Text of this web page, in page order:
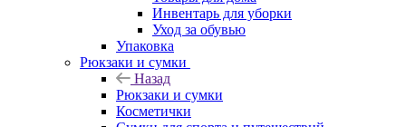
Инвентарь для уборки
Уход за обувью
Упаковка
Рюкзаки и сумки
Назад
Рюкзаки и сумки
Косметички